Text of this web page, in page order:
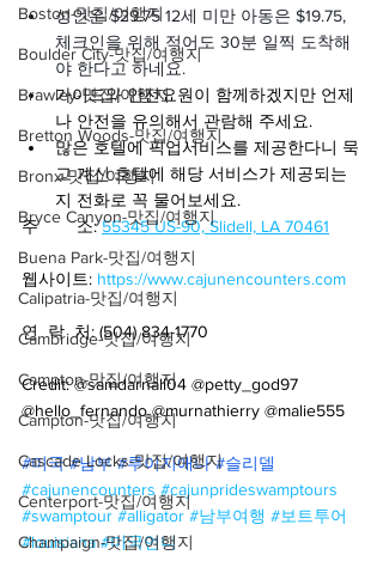
Boston-맛집/여행지
Boulder City-맛집/여행지
Brawley-맛집/여행지
Bretton Woods-맛집/여행지
Bronx-맛집/여행지
Bryce Canyon-맛집/여행지
Buena Park-맛집/여행지
Calipatria-맛집/여행지
Cambridge-맛집/여행지
Campton-맛집/여행지
Campton-맛집/여행지
Cascade Locks-맛집/여행지
Centerport-맛집/여행지
Champaign-맛집/여행지
성인은 $29.75 12세 미만 아동은 $19.75,
체크인을 위해 적어도 30분 일찍 도착해
야 한다고 하네요.
가이드와 안전요원이 함께하겠지만 언제
나 안전을 유의해서 관람해 주세요.
많은 호텔에 픽업서비스를 제공한다니 묵
고 계신 호텔에 해당 서비스가 제공되는
지 전화로 꼭 물어보세요.
주        소: 55345 US-90, Slidell, LA 70461
웹사이트: https://www.cajunencounters.com
연  락  처: (504) 834-1770
Credit: @samdarnall04 @petty_god97
@hello_fernando @murnathierry @malie555
#미국 #남부 #루이지애나 #슬리델
#cajunencounters #cajunprideswamptours
#swamptour #alligator #남부여행 #보트투어
#louisiana #미국언니